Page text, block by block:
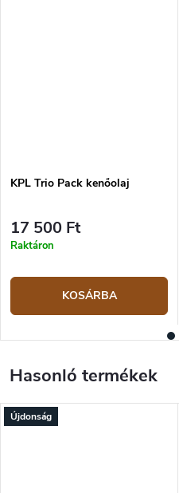
KPL Trio Pack kenőolaj
17 500 Ft
Raktáron
KOSÁRBA
Újdonság